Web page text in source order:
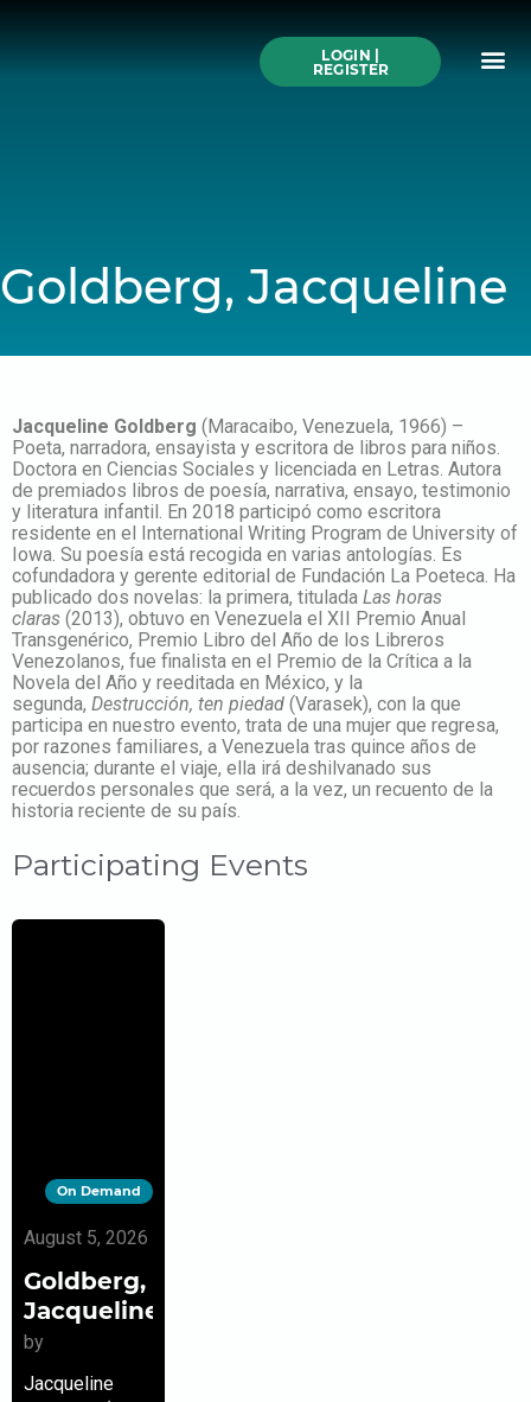
LOGIN |
REGISTER
Goldberg, Jacqueline
Jacqueline Goldberg (Maracaibo, Venezuela, 1966) –
Poeta, narradora, ensayista y escritora de libros para niños.
Doctora en Ciencias Sociales y licenciada en Letras. Autora
de premiados libros de poesía, narrativa, ensayo, testimonio
y literatura infantil. En 2018 participó como escritora
residente en el International Writing Program de University of
Iowa. Su poesía está recogida en varias antologías. Es
cofundadora y gerente editorial de Fundación La Poeteca. Ha
publicado dos novelas: la primera, titulada Las horas
claras (2013), obtuvo en Venezuela el XII Premio Anual
Transgenérico, Premio Libro del Año de los Libreros
Venezolanos, fue finalista en el Premio de la Crítica a la
Novela del Año y reeditada en México, y la
segunda, Destrucción, ten piedad (Varasek), con la que
participa en nuestro evento, trata de una mujer que regresa,
por razones familiares, a Venezuela tras quince años de
ausencia; durante el viaje, ella irá deshilvanado sus
recuerdos personales que será, a la vez, un recuento de la
historia reciente de su país.
Participating Events
On Demand
August 5, 2026
Goldberg,
Jacqueline
by
Jacqueline